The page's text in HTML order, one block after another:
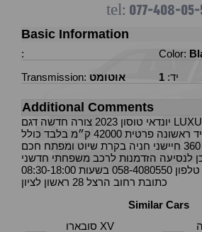
tel: 077-408-05-
Basic Information
: Color:
Transmission: אוטומט יד: 1
Additional Comments
יונדאי טוסון 2023 צורה חדשה דגם LUXURY בצבע שחור מנוע
בנזין 1600 אוטומט יד ראשונה פרטית 42000 ק״מ בלבד כולל
גג פנורמי מצלמות 360 חיישני חניה בקרת שיוט ומפתח חכם
לנסיעה הזדמנות לרכב משפחתי חדשני
וחסכוני ליצירת קשר טלפון 058-4080550 בשעות 08:30-18:00
כתובת רחוב הרצל 28 ראשון לציון
Similar Cars
סובארו XV